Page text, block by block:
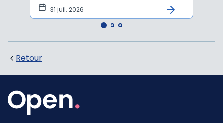
31 juil. 2026
Retour